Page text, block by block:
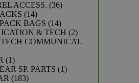
producten
ACCESS. 3636
1414
producten
BAGS 1414
producten
& TECH 22
producten
COMMUNICAT.
11
product
SP. PARTS 11
183183